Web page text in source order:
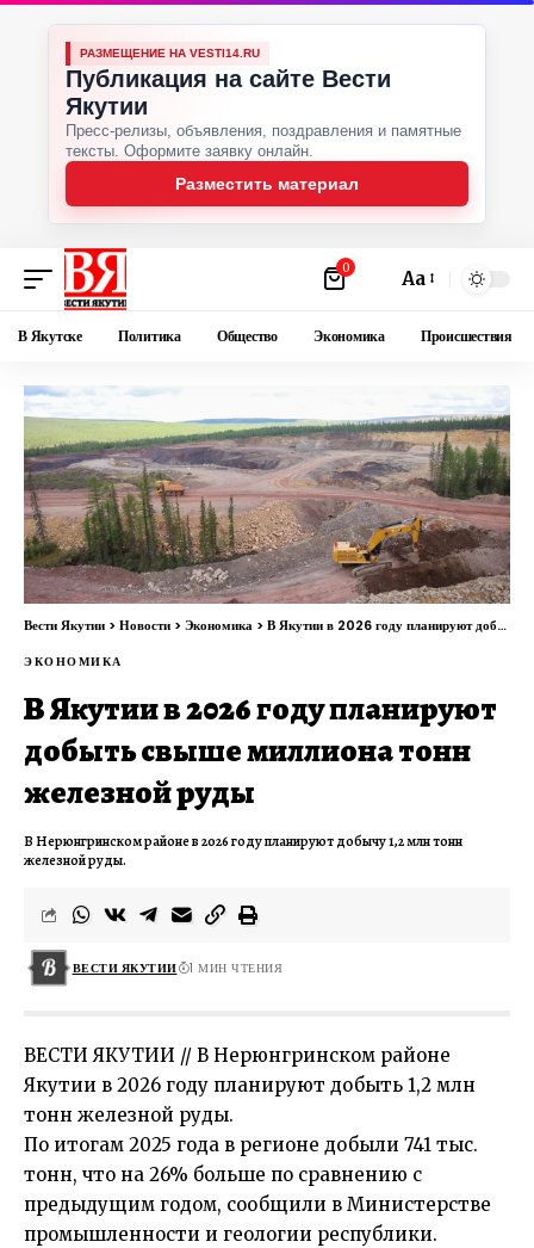
РАЗМЕЩЕНИЕ НА VESTI14.RU
Публикация на сайте Вести
Якутии
Пресс-релизы, объявления, поздравления и памятные
тексты. Оформите заявку онлайн.
Разместить материал
0 Аа
В Якутске Политика Общество Экономика Происшествия
Вести Якутии >Новости >Экономика >В Якутии в 2026 году планируют добыть свыше миллиона тонн железной руды
ЭКОНОМИКА
В Якутии в 2026 году планируют
добыть свыше миллиона тонн
железной руды
В Нерюнгринском районе в 2026 году планируют добычу 1,2 млн тонн
железной руды.
ВЕСТИ ЯКУТИИ 1 МИН ЧТЕНИЯ
ВЕСТИ ЯКУТИИ // В Нерюнгринском районе
Якутии в 2026 году планируют добыть 1,2 млн
тонн железной руды.
По итогам 2025 года в регионе добыли 741 тыс.
тонн, что на 26% больше по сравнению с
предыдущим годом, сообщили в Министерстве
промышленности и геологии республики.